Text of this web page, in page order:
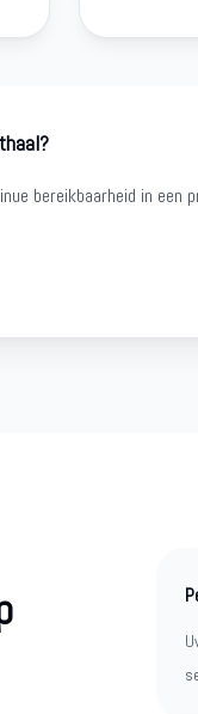
bereikbaarheid in een